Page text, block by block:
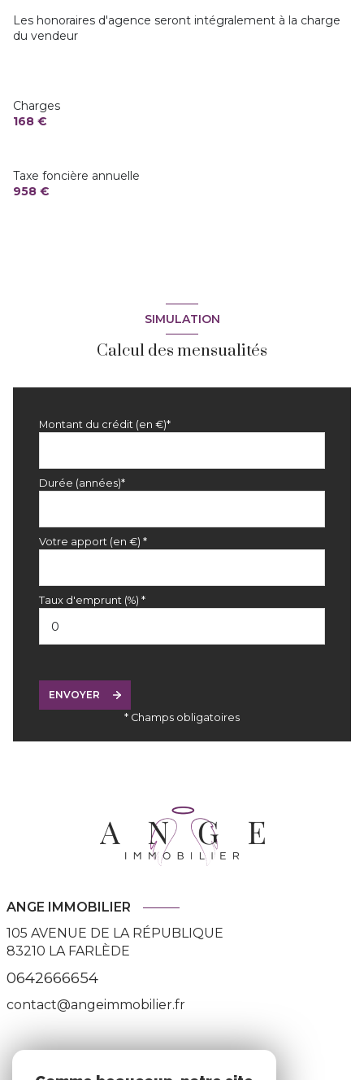
Les honoraires d'agence seront intégralement à la charge
du vendeur
Charges
168 €
Taxe foncière annuelle
958 €
SIMULATION
Calcul des mensualités
Montant du crédit (en €)*
Durée (années)*
Votre apport (en €) *
Taux d'emprunt (%) *
ENVOYER
* Champs obligatoires
ANGE IMMOBILIER
105 AVENUE DE LA RÉPUBLIQUE
83210 LA FARLÈDE
0642666654
contact@angeimmobilier.fr